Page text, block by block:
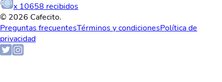
x 10658 recibidos
© 2026 Cafecito.
Preguntas frecuentesTérminos y condicionesPolítica de
privacidad